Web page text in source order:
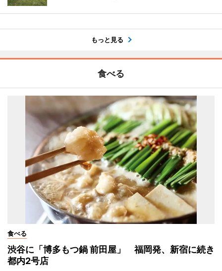
もっと見る
食べる
食べる
渋谷に「博多もつ鍋 前田屋」 福岡発、新宿に続き
都内2号店